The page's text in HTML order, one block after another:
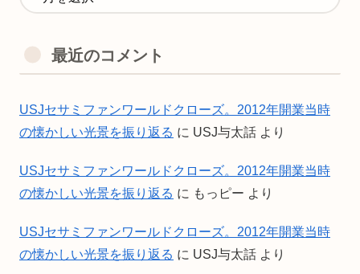
最近のコメント
USJセサミファンワールドクローズ。2012年開業当時
の懐かしい光景を振り返る に USJ与太話 より
USJセサミファンワールドクローズ。2012年開業当時
の懐かしい光景を振り返る に もっピー より
USJセサミファンワールドクローズ。2012年開業当時
の懐かしい光景を振り返る に USJ与太話 より